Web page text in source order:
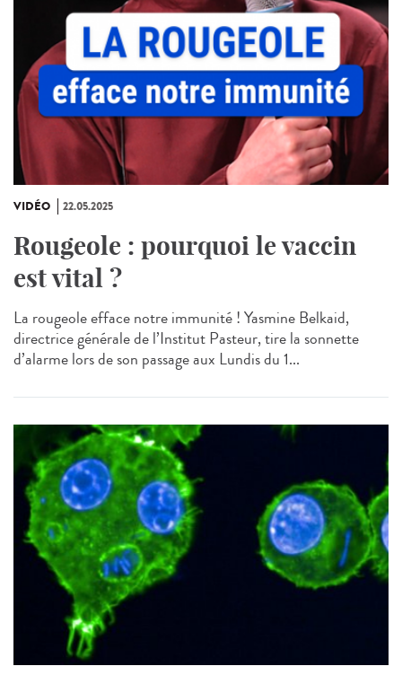
VIDÉO 22.05.2025
Rougeole : pourquoi le vaccin
est vital ?
La rougeole efface notre immunité ! Yasmine Belkaid,
directrice générale de l’Institut Pasteur, tire la sonnette
d’alarme lors de son passage aux Lundis du 1...